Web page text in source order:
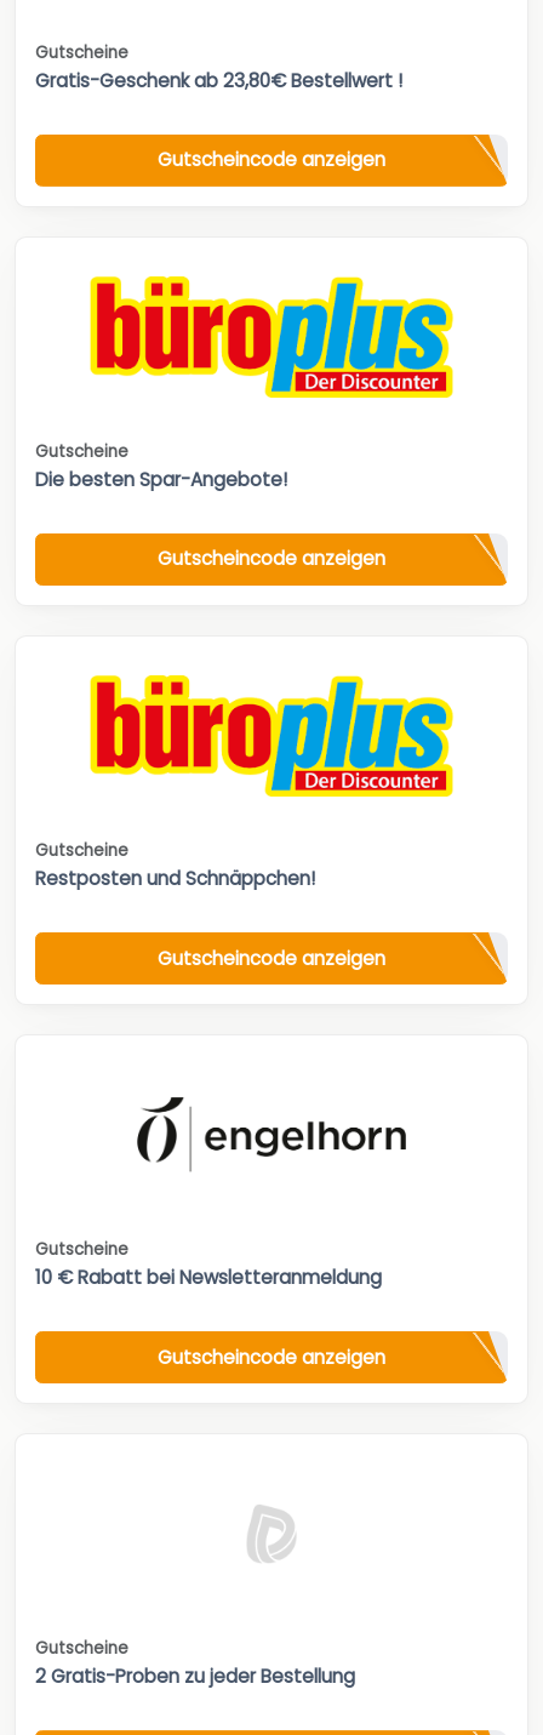
Gutscheine
Gratis-Geschenk ab 23,80€ Bestellwert !
Gutscheincode anzeigen
Gutscheine
Die besten Spar-Angebote!
Gutscheincode anzeigen
Gutscheine
Restposten und Schnäppchen!
Gutscheincode anzeigen
Gutscheine
10 € Rabatt bei Newsletteranmeldung
Gutscheincode anzeigen
Gutscheine
2 Gratis-Proben zu jeder Bestellung